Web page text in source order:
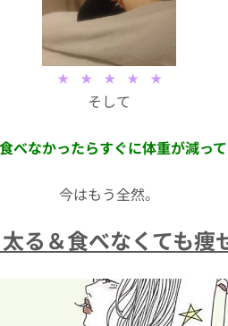
★ ★ ★ ★ ★
そして
べなかったらすぐに体重が減っ
今はもう全然。
る＆食べなくても